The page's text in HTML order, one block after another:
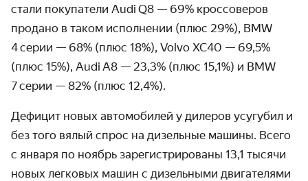
стали покупатели Audi Q8 — 69% кроссоверов
продано в таком испол­нении (плюс 29%), BMW
4 серии — 68% (плюс 18%), Volvo XC40 — 69,5%
(плюс 15%), Audi A8 — 23,3% (плюс 15,1%) и BMW
7 серии — 82% (плюс 12,4%).
Дефицит новых автомобилей у дилеров усугубил и
без того вялый спрос на дизельные машины. Всего
с января по ноябрь зарегистри­рованы 13,1 тысячи
новых легковых машин с дизельными двигате­лями